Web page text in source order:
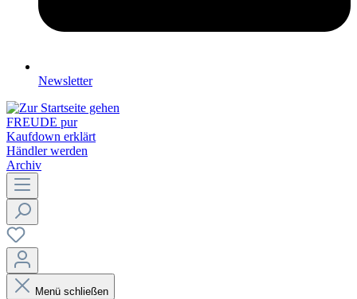
Newsletter
FREUDE pur
Kaufdown erklärt
Händler werden
Archiv
Menü schließen